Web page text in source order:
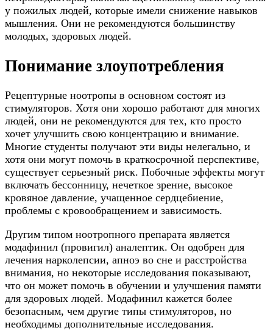
у пожилых людей, которые имели снижение навыков
мышления. Они не рекомендуются большинству
молодых, здоровых людей.
Понимание злоупотребления
Рецептурные ноотропы в основном состоят из
стимуляторов. Хотя они хорошо работают для многих
людей, они не рекомендуются для тех, кто просто
хочет улучшить свою концентрацию и внимание.
Многие студенты получают эти виды нелегально, и
хотя они могут помочь в краткосрочной перспективе,
существует серьезный риск. Побочные эффекты могут
включать бессонницу, нечеткое зрение, высокое
кровяное давление, учащенное сердцебиение,
проблемы с кровообращением и зависимость.
Другим типом ноотропного препарата является
модафинил (провигил) аналептик. Он одобрен для
лечения нарколепсии, апноэ во сне и расстройства
внимания, но некоторые исследования показывают,
что он может помочь в обучении и улучшения памяти
для здоровых людей. Модафинил кажется более
безопасным, чем другие типы стимуляторов, но
необходимы дополнительные исследования.